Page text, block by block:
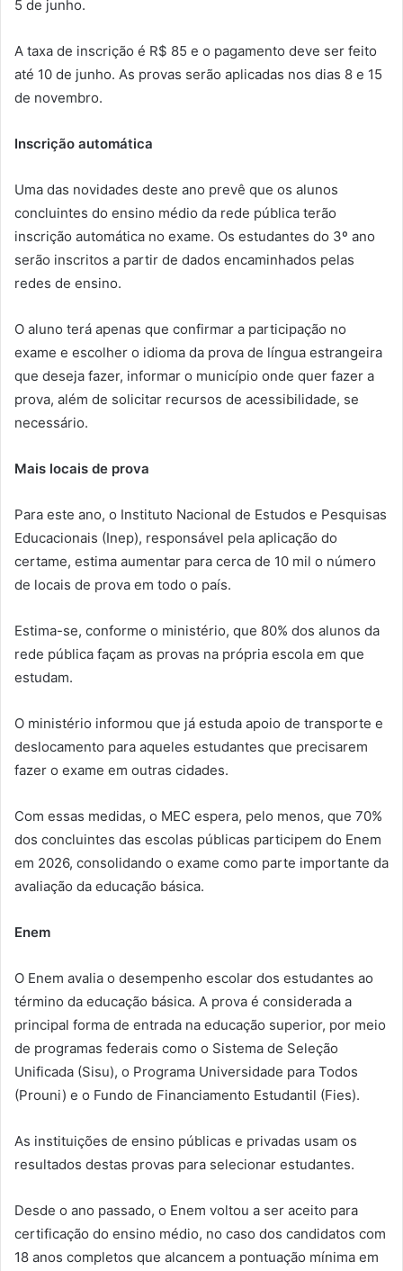
5 de junho.
A taxa de inscrição é R$ 85 e o pagamento deve ser feito
até 10 de junho. As provas serão aplicadas nos dias 8 e 15
de novembro.
Inscrição automática
Uma das novidades deste ano prevê que os alunos
concluintes do ensino médio da rede pública terão
inscrição automática no exame. Os estudantes do 3º ano
serão inscritos a partir de dados encaminhados pelas
redes de ensino.
O aluno terá apenas que confirmar a participação no
exame e escolher o idioma da prova de língua estrangeira
que deseja fazer, informar o município onde quer fazer a
prova, além de solicitar recursos de acessibilidade, se
necessário.
Mais locais de prova
Para este ano, o Instituto Nacional de Estudos e Pesquisas
Educacionais (Inep), responsável pela aplicação do
certame, estima aumentar para cerca de 10 mil o número
de locais de prova em todo o país.
Estima-se, conforme o ministério, que 80% dos alunos da
rede pública façam as provas na própria escola em que
estudam.
O ministério informou que já estuda apoio de transporte e
deslocamento para aqueles estudantes que precisarem
fazer o exame em outras cidades.
Com essas medidas, o MEC espera, pelo menos, que 70%
dos concluintes das escolas públicas participem do Enem
em 2026, consolidando o exame como parte importante da
avaliação da educação básica.
Enem
O Enem avalia o desempenho escolar dos estudantes ao
término da educação básica. A prova é considerada a
principal forma de entrada na educação superior, por meio
de programas federais como o Sistema de Seleção
Unificada (Sisu), o Programa Universidade para Todos
(Prouni) e o Fundo de Financiamento Estudantil (Fies).
As instituições de ensino públicas e privadas usam os
resultados destas provas para selecionar estudantes.
Desde o ano passado, o Enem voltou a ser aceito para
certificação do ensino médio, no caso dos candidatos com
18 anos completos que alcancem a pontuação mínima em